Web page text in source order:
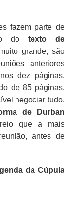
fazem parte de
do texto de
grande, são
anteriores
dez páginas,
de 85 páginas,
negociar tudo.
de Durban
que a mais
antes de
da Cúpula